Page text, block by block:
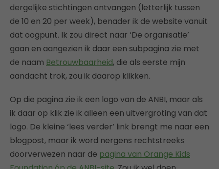
dergelijke stichtingen ontvangen (letterlijk tussen
de 10 en 20 per week), benader ik de website vanuit
dat oogpunt. Ik zou direct naar ‘De organisatie’
gaan en aangezien ik daar een subpagina zie met
de naam Betrouwbaarheid, die als eerste mijn
aandacht trok, zou ik daarop klikken.
Op die pagina zie ik een logo van de ANBI, maar als
ik daar op klik zie ik alleen een uitvergroting van dat
logo. De kleine ‘lees verder’ link brengt me naar een
blogpost, maar ik word nergens rechtstreeks
doorverwezen naar de pagina van Orange Kids